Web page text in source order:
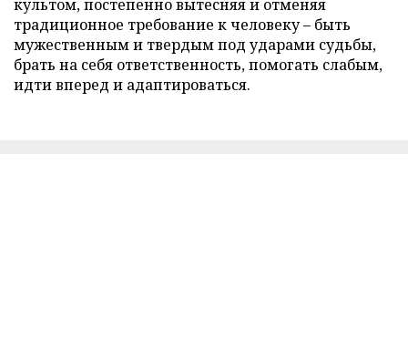
культом, постепенно вытесняя и отменяя
традиционное требование к человеку – быть
мужественным и твердым под ударами судьбы,
брать на себя ответственность, помогать слабым,
идти вперед и адаптироваться.